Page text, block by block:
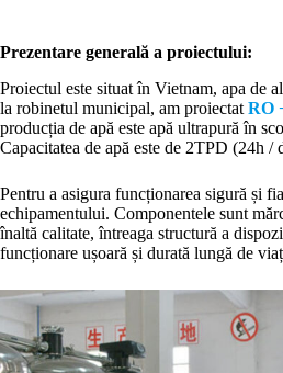
Prezentare generală a proiectului:
Proiectul este situat în Vietnam, apa de
la robinetul municipal, am proiectat RO
producția de apă este apă ultrapură în
Capacitatea de apă este de 2TPD (24h /
Pentru a asigura funcționarea sigură și
echipamentului. Componentele sunt
înaltă calitate, întreaga structură a
funcționare ușoară și durată lungă de